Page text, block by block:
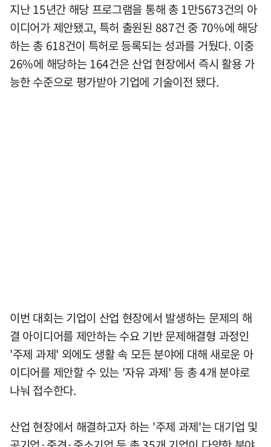
지난 15년간 해당 프로그램을 통해 총 1만5673건의 아
이디어가 제안됐고, 특허 출원된 887건 중 70%에 해당
하는 총 618건이 특허로 등록되는 성과를 거뒀다. 이중
26%에 해당하는 164건은 산업 현장에서 즉시 활용 가
능한 수준으로 평가받아 기업에 기술이전 됐다.
이번 대회는 기업이 산업 현장에서 발생하는 문제의 해
결 아이디어를 제안하는 수요 기반 문제해결형 과정인
'주제 과제' 외에도 생활 속 모든 분야에 대해 새로운 아
이디어를 제안할 수 있는 '자유 과제' 등 총 4개 분야로
나눠 접수한다.
산업 현장에서 해결하고자 하는 '주제 과제'는 대기업 및